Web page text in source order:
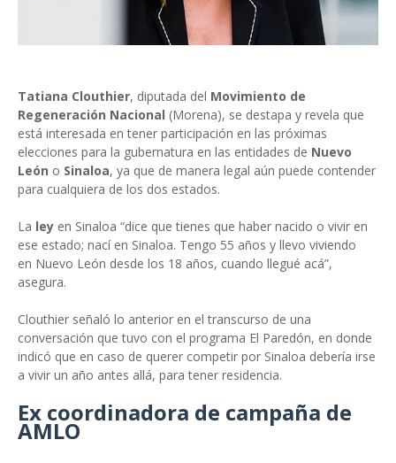
Tatiana Clouthier, diputada del Movimiento de
Regeneración Nacional (Morena), se destapa y revela que
está interesada en tener participación en las próximas
elecciones para la gubernatura en las entidades de Nuevo
León o Sinaloa, ya que de manera legal aún puede contender
para cualquiera de los dos estados.
La ley en Sinaloa “dice que tienes que haber nacido o vivir en
ese estado; nací en Sinaloa. Tengo 55 años y llevo viviendo
en Nuevo León desde los 18 años, cuando llegué acá”,
asegura.
Clouthier señaló lo anterior en el transcurso de una
conversación que tuvo con el programa El Paredón, en donde
indicó que en caso de querer competir por Sinaloa debería irse
a vivir un año antes allá, para tener residencia.
Ex coordinadora de campaña de
AMLO